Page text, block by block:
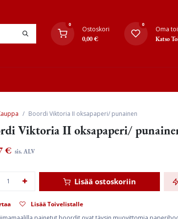
0
Ostoskori
0,00€
0
Oma
Katso
Boordi Viktoria II oksapaperi/ punainen
Viktoria II oksapaperi/
€ sis. ALV
Lisää ostoskoriin
Lisää Toivelistalle